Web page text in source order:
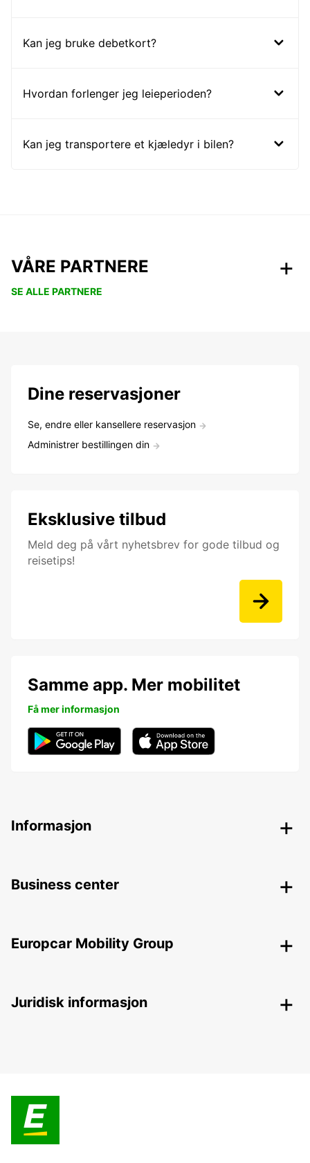
Kan jeg bruke debetkort?
Hvordan forlenger jeg leieperioden?
Kan jeg transportere et kjæledyr i bilen?
VÅRE PARTNERE
SE ALLE PARTNERE
Dine reservasjoner
Se, endre eller kansellere reservasjon
Administrer bestillingen din
Eksklusive tilbud
Meld deg på vårt nyhetsbrev for gode tilbud og
reisetips!
Samme app. Mer mobilitet
Få mer informasjon
Informasjon
Business center
Europcar Mobility Group
Juridisk informasjon